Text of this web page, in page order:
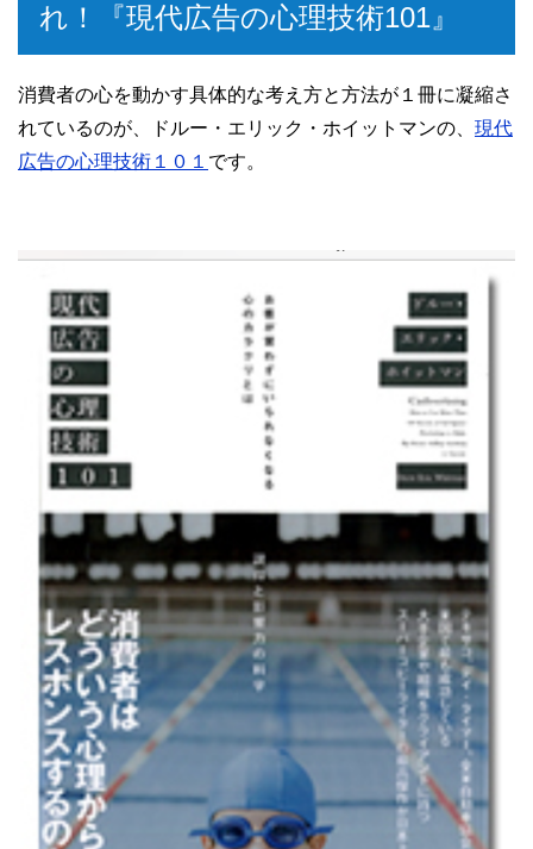
れ！『現代広告の心理技術101』
消費者の心を動かす具体的な考え方と方法が１冊に凝縮さ
れているのが、ドルー・エリック・ホイットマンの、 現代
広告の心理技術１０１ です。